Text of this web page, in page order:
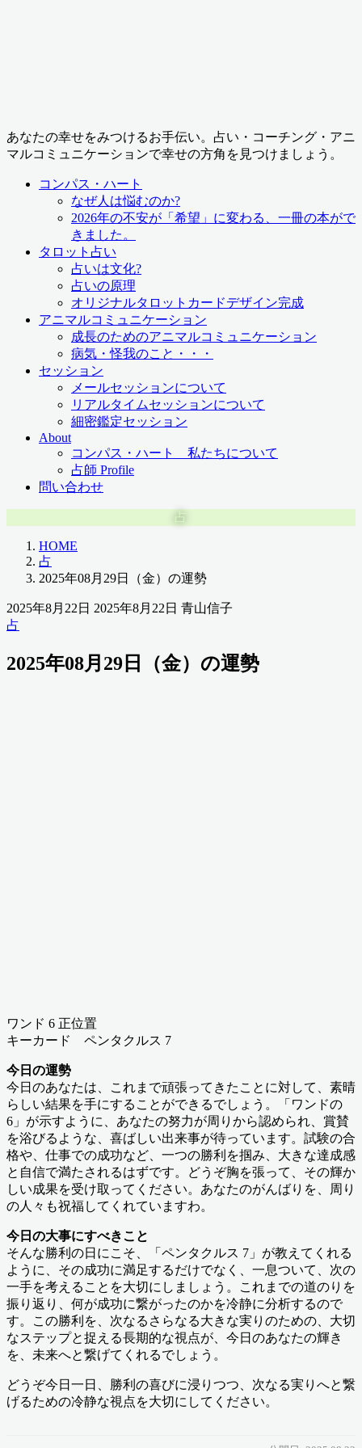
あなたの幸せをみつけるお手伝い。占い・コーチング・アニ
マルコミュニケーションで幸せの方角を見つけましょう。
コンパス・ハート
なぜ人は悩むのか?
2026年の不安が「希望」に変わる、一冊の本がで
きました。
タロット占い
占いは文化?
占いの原理
オリジナルタロットカードデザイン完成
アニマルコミュニケーション
成長のためのアニマルコミュニケーション
病気・怪我のこと・・・
セッション
メールセッションについて
リアルタイムセッションについて
細密鑑定セッション
About
コンパス・ハート 私たちについて
占師 Profile
問い合わせ
占
HOME
占
2025年08月29日（金）の運勢
2025年8月22日 2025年8月22日 青山信子
占
2025年08月29日（金）の運勢
ワンド 6 正位置
キーカード ペンタクルス 7
今日の運勢
今日のあなたは、これまで頑張ってきたことに対して、素晴
らしい結果を手にすることができるでしょう。「ワンドの
6」が示すように、あなたの努力が周りから認められ、賞賛
を浴びるような、喜ばしい出来事が待っています。試験の合
格や、仕事での成功など、一つの勝利を掴み、大きな達成感
と自信で満たされるはずです。どうぞ胸を張って、その輝か
しい成果を受け取ってください。あなたのがんばりを、周り
の人々も祝福してくれていますわ。
今日の大事にすべきこと
そんな勝利の日にこそ、「ペンタクルス 7」が教えてくれる
ように、その成功に満足するだけでなく、一息ついて、次の
一手を考えることを大切にしましょう。これまでの道のりを
振り返り、何が成功に繋がったのかを冷静に分析するので
す。この勝利を、次なるさらなる大きな実りのための、大切
なステップと捉える長期的な視点が、今日のあなたの輝き
を、未来へと繋げてくれるでしょう。
どうぞ今日一日、勝利の喜びに浸りつつ、次なる実りへと繋
げるための冷静な視点を大切にしてください。